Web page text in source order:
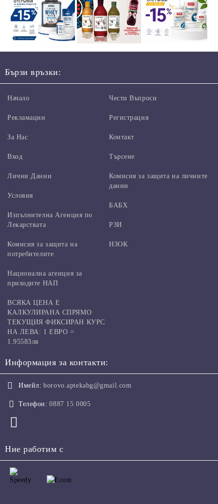
Бързи връзки:
Начало
Рекламации
За Нас
Вход
Чести Въпроси
Регистрация
Контакт
Търсене
Лични Данни
Условия
Изпълнителна Агенция по
Лекарствата
Комисия за защита на
потребителите
Комисия за защита на личните
данни
БАБХ
РЗИ
НЗОК
Национална агенция за
приходите НАП
ВСЯКА ЦЕНА Е
КАЛКУЛИРАНА СПРЯМО
ТЕКУЩИЯ ФИКСИРАН КУРС
НА ЛЕВА: 1 ЕВРО =
1.95583лв
Информация за контакти:
Имейл: borovo.aptekabg@gmail.com
Телефон: 0887 15 0005
Ние работим с